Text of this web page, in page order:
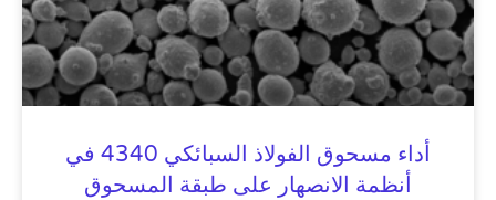
أداء مسحوق الفولاذ السبائكي 4340 في
أنظمة الانصهار على طبقة المسحوق